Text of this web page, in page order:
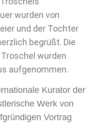
wurden von
und der Tochter
begrüßt. Die
wurden
aufgenommen.
Kurator der
Werk von
Vortrag